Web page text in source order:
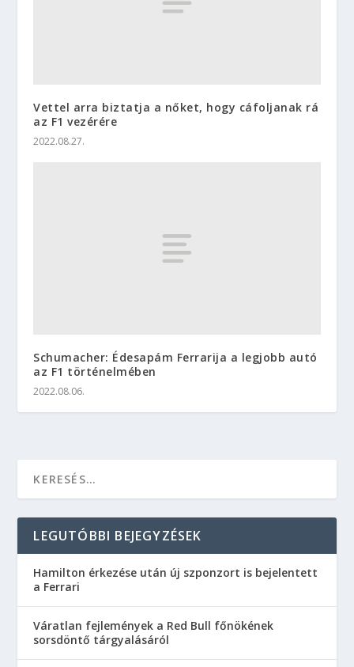
Vettel arra biztatja a nőket, hogy cáfoljanak rá
az F1 vezérére
2022.08.27.
Schumacher: Édesapám Ferrarija a legjobb autó
az F1 történelmében
2022.08.06.
LEGUTÓBBI BEJEGYZÉSEK
Hamilton érkezése után új szponzort is bejelentett
a Ferrari
Váratlan fejlemények a Red Bull főnökének
sorsdöntő tárgyalásáról